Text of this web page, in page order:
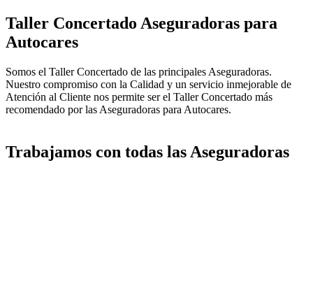
Taller Concertado Aseguradoras para
Autocares
Somos el Taller Concertado de las principales Aseguradoras.
Nuestro compromiso con la Calidad y un servicio inmejorable de
Atención al Cliente nos permite ser el Taller Concertado más
recomendado por las Aseguradoras para Autocares.
Trabajamos con todas las Aseguradoras